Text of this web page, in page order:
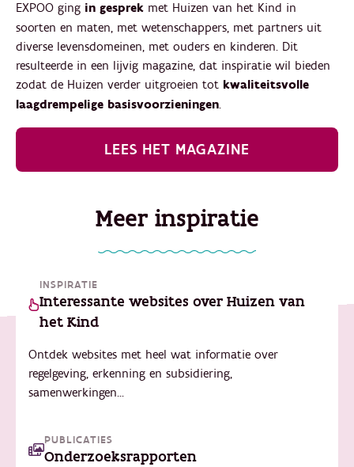
EXPOO ging in gesprek met Huizen van het Kind in
soorten en maten, met wetenschappers, met partners uit
diverse levensdomeinen, met ouders en kinderen. Dit
resulteerde in een lijvig magazine, dat inspiratie wil bieden
zodat de Huizen verder uitgroeien tot kwaliteitsvolle
laagdrempelige basisvoorzieningen.
LEES HET MAGAZINE
Meer inspiratie
INSPIRATIE
Interessante websites over Huizen van
het Kind
Ontdek websites met heel wat informatie over
regelgeving, erkenning en subsidiering,
samenwerkingen...
PUBLICATIES
Onderzoeksrapporten